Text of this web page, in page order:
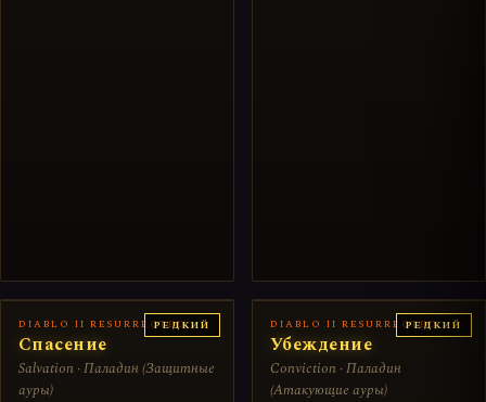
РЕДКИЙ
DIABLO II RESURRECTED
Спасение
Salvation · Паладин (Защитные
ауры)
РЕДКИЙ
DIABLO II RESURRECTED
Убеждение
Conviction · Паладин
(Атакующие ауры)